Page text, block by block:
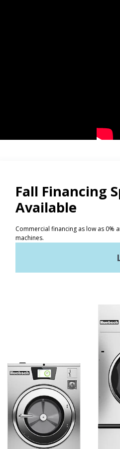
Productos
Lavandería comercial
Lavandería comercial ligera
Asistencia técnica
Documentación técnica
Diseño de la lavandería